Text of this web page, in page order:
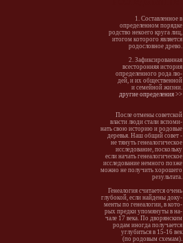
1. Составленное в
определенном порядке
родство некоего круга лиц,
итогом которого является
родословное древо.
2. Зафиксированная
всесторонняя история
определенного рода лю-
дей, и их общественной
и семейной жизни.
другие определения >>
После отмены советской
власти люди стали вспоми-
нать свою историю и родовые
деревья. Наш общий совет -
не тянуть генеалогическое
исследование, поскольку
если начать генеалогическое
исследование немного позже
можно не получить хорошего
результата.
Генеалогия считается очень
глубокой, если найдены доку-
менты по генеалогии, в кото-
рых предки упомянуты в на-
чале 17 века. По дворянским
родам иногда получается
углубиться в 15-16 век
(по родовым схемам).